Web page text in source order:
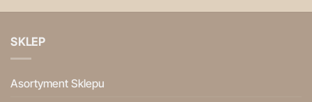
SKLEP
Asortyment Sklepu